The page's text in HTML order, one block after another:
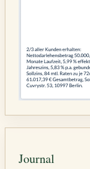
Journal